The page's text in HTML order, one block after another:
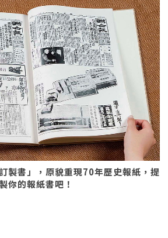
製書」，原貌重現70年歷史報紙，提
你的報紙書吧！